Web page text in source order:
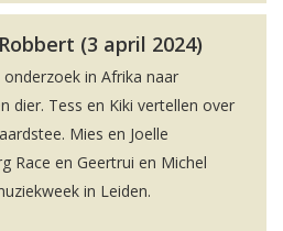
(3 april 2024)
in Afrika naar
dier. Tess en Kiki vertellen over
Mies en Joelle
Race en Geertrui en Michel
in Leiden.